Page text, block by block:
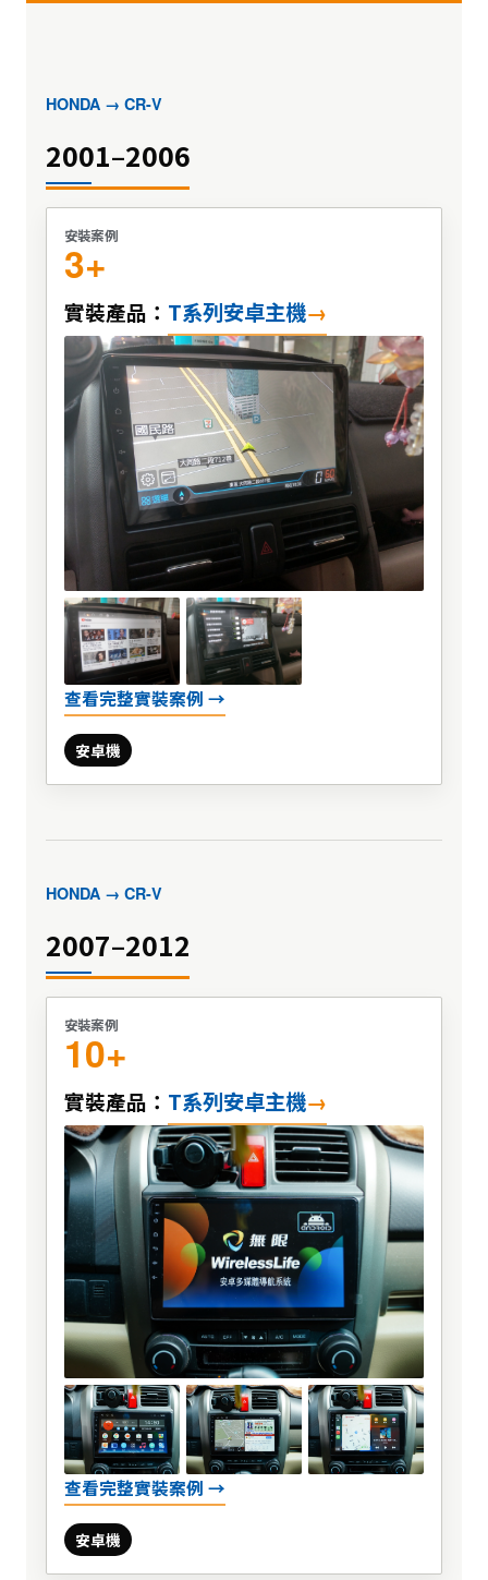
HONDA → CR-V
2001–2006
安裝案例
3+
實裝產品： T系列安卓主機
查看完整實裝案例 →
安卓機
HONDA → CR-V
2007–2012
安裝案例
10+
實裝產品： T系列安卓主機
查看完整實裝案例 →
安卓機